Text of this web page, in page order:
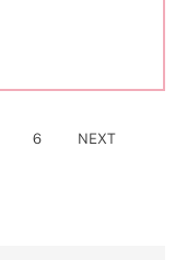
6 NEXT